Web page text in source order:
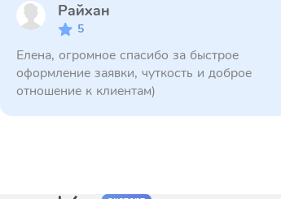
Райхан
5
Елена, огромное спасибо за быстрое
оформление заявки, чуткость и доброе
отношение к клиентам)